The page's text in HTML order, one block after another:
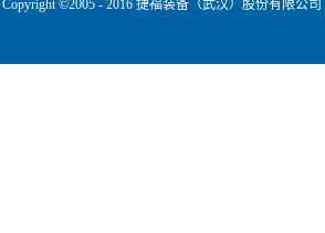
Copyright ©2005 - 2016 捷福装备（武汉）股份有限公司